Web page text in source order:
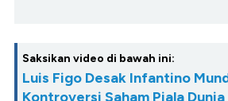
Saksikan video di bawah ini:
Luis Figo Desak Infantino
Kontroversi Saham Piala Dunia